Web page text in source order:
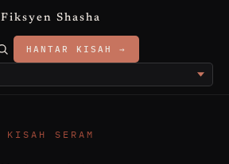
Fiksyen Shasha
HANTAR KISAH →
KISAH SERAM